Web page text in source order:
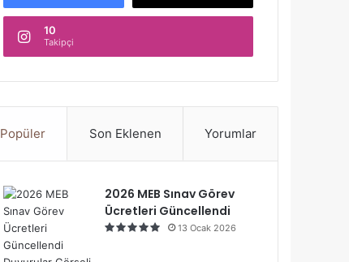
10
Takipçi
Popüler Son Eklenen Yorumlar
2026 MEB Sınav Görev
Ücretleri Güncellendi
13 Ocak 2026